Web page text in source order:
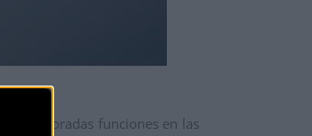
mejoradas funciones en las